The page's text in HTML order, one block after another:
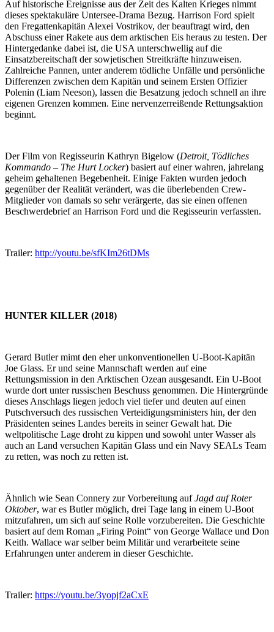
Auf historische Ereignisse aus der Zeit des Kalten Krieges nimmt
dieses spektakuläre Untersee-Drama Bezug. Harrison Ford spielt
den Fregattenkapitän Alexei Vostrikov, der beauftragt wird, den
Abschuss einer Rakete aus dem arktischen Eis heraus zu testen. Der
Hintergedanke dabei ist, die USA unterschwellig auf die
Einsatzbereitschaft der sowjetischen Streitkräfte hinzuweisen.
Zahlreiche Pannen, unter anderem tödliche Unfälle und persönliche
Differenzen zwischen dem Kapitän und seinem Ersten Offizier
Polenin (Liam Neeson), lassen die Besatzung jedoch schnell an ihre
eigenen Grenzen kommen. Eine nervenzerreißende Rettungsaktion
beginnt.
Der Film von Regisseurin Kathryn Bigelow (Detroit, Tödliches
Kommando – The Hurt Locker) basiert auf einer wahren, jahrelang
geheim gehaltenen Begebenheit. Einige Fakten wurden jedoch
gegenüber der Realität verändert, was die überlebenden Crew-
Mitglieder von damals so sehr verärgerte, das sie einen offenen
Beschwerdebrief an Harrison Ford und die Regisseurin verfassten.
Trailer: http://youtu.be/sfKIm26tDMs
HUNTER KILLER (2018)
Gerard Butler mimt den eher unkonventionellen U-Boot-Kapitän
Joe Glass. Er und seine Mannschaft werden auf eine
Rettungsmission in den Arktischen Ozean ausgesandt. Ein U-Boot
wurde dort unter russischen Beschuss genommen. Die Hintergründe
dieses Anschlags liegen jedoch viel tiefer und deuten auf einen
Putschversuch des russischen Verteidigungsministers hin, der den
Präsidenten seines Landes bereits in seiner Gewalt hat. Die
weltpolitische Lage droht zu kippen und sowohl unter Wasser als
auch an Land versuchen Kapitän Glass und ein Navy SEALs Team
zu retten, was noch zu retten ist.
Ähnlich wie Sean Connery zur Vorbereitung aufJagd auf Roter
Oktober, war es Butler möglich, drei Tage lang in einem U-Boot
mitzufahren, um sich auf seine Rolle vorzubereiten. Die Geschichte
basiert auf dem Roman „Firing Point“ von George Wallace und Don
Keith. Wallace war selber beim Militär und verarbeitete seine
Erfahrungen unter anderem in dieser Geschichte.
Trailer: https://youtu.be/3yopjf2aCxE